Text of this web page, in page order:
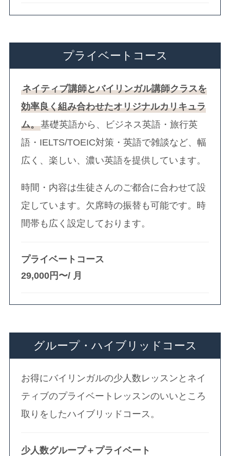
プライベートコース
ネイティブ講師とバイリンガル講師クラスを
効率良く組み合わせたオリジナルカリキュラ
ム。基礎英語から、ビジネス英語・旅行英
語・IELTS/TOEIC対策・英語で雑談など、幅
広く、楽しい、濃い英語を提供しています。
時間・内容は生徒さんのご都合に合わせて設
定しています。欠席時の振替も可能です。時
間帯も広く設定しております。
プライベートコース
29,000円〜/ 月
グループ・ハイブリッドコース
お得にバイリンガルの少人数レッスンとネイ
ティブのプライベートレッスンのいいところ
取りをしたハイブリッドコース。
少人数グループ＋プライベート